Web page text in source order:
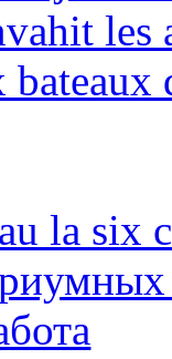
les
bateaux
la six